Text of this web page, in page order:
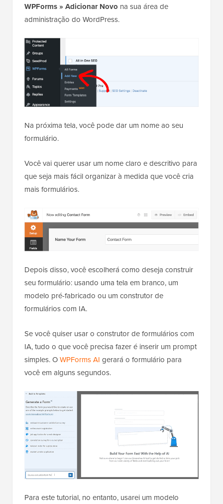
WPForms » Adicionar Novo na sua área de
administração do WordPress.
Na próxima tela, você pode dar um nome ao seu
formulário.
Você vai querer usar um nome claro e descritivo para
que seja mais fácil organizar à medida que você cria
mais formulários.
Depois disso, você escolherá como deseja construir
seu formulário: usando uma tela em branco, um
modelo pré-fabricado ou um construtor de
formulários com IA.
Se você quiser usar o construtor de formulários com
IA, tudo o que você precisa fazer é inserir um prompt
simples. OWPForms AI gerará o formulário para
você em alguns segundos.
Para este tutorial, no entanto, usarei um modelo